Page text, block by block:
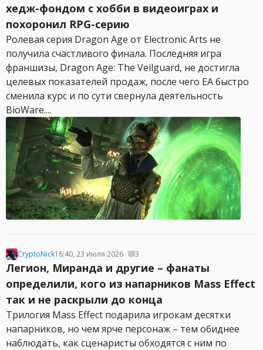
хедж-фондом с хобби в видеоиграх и
похоронил RPG-серию
Ролевая серия Dragon Age от Electronic Arts не
получила счастливого финала. Последняя игра
франшизы, Dragon Age: The Veilguard, не достигла
целевых показателей продаж, после чего EA быстро
сменила курс и по сути свернула деятельность
BioWare....
CryptoNick16:40, 23 июля 2026 3
Легион, Миранда и другие – фанаты
определили, кого из напарников Mass Effect
так и не раскрыли до конца
Трилогия Mass Effect подарила игрокам десятки
напарников, но чем ярче персонаж – тем обиднее
наблюдать, как сценаристы обходятся с ним по